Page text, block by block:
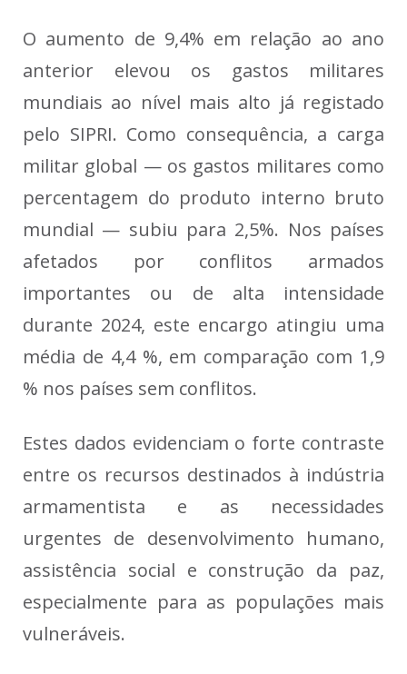
O aumento de 9,4% em relação ao ano
anterior elevou os gastos militares
mundiais ao nível mais alto já registado
pelo SIPRI. Como consequência, a carga
militar global — os gastos militares como
percentagem do produto interno bruto
mundial — subiu para 2,5%. Nos países
afetados por conflitos armados
importantes ou de alta intensidade
durante 2024, este encargo atingiu uma
média de 4,4 %, em comparação com 1,9
% nos países sem conflitos.
Estes dados evidenciam o forte contraste
entre os recursos destinados à indústria
armamentista e as necessidades
urgentes de desenvolvimento humano,
assistência social e construção da paz,
especialmente para as populações mais
vulneráveis.